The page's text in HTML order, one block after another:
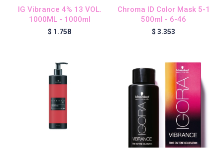
IG Vibrance 4% 13 VOL.
1000ML - 1000ml
$ 1.758
Chroma ID Color Mask 5-1
500ml - 6-46
$ 3.353
Blond Me